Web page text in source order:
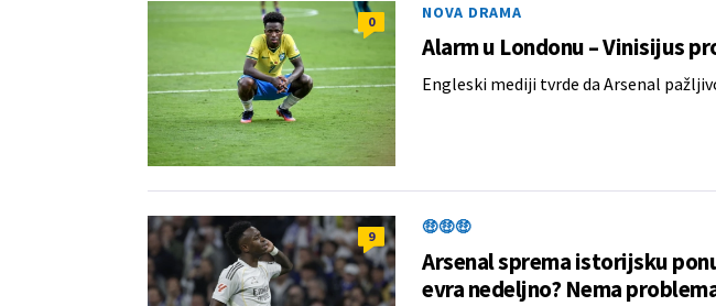
0 NOVA DRAMA
Alarm u Londonu – Vinisijus
Engleski mediji tvrde da Arsenal
9 🤑🤑🤑
Arsenal sprema istorijsku
evra nedeljno? Nema